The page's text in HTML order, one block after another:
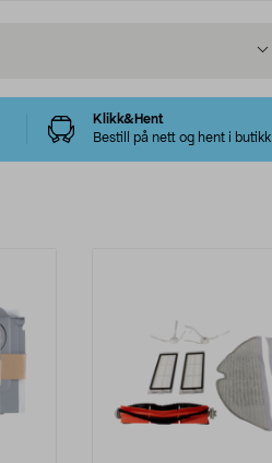
Klikk&Hent
Bestill på nett og hent i butikk